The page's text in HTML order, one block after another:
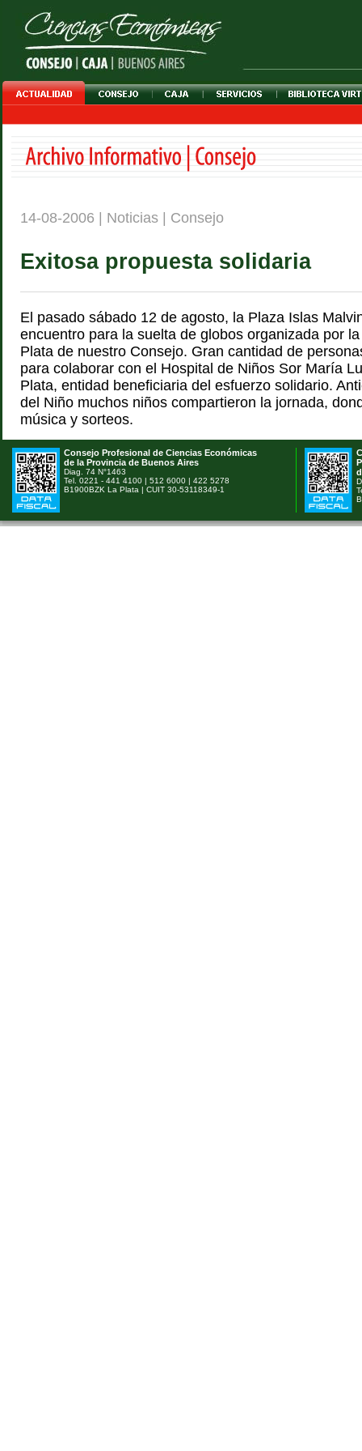
14-08-2006 | Noticias | Consejo
Exitosa propuesta solidaria
El pasado sábado 12 de agosto, la Plaza Islas
encuentro para la suelta de globos organizada por
Plata de nuestro Consejo. Gran cantidad de
para colaborar con el Hospital de Niños Sor María
Plata, entidad beneficiaria del esfuerzo solidario.
del Niño muchos niños compartieron la jornada,
música y sorteos.
Consejo Profesional de Ciencias Económicas
de la Provincia de Buenos Aires
Diag. 74 N°1463
Tel. 0221 - 441 4100 | 512 6000 | 422 5278
B1900BZK La Plata | CUIT 30-53118349-1